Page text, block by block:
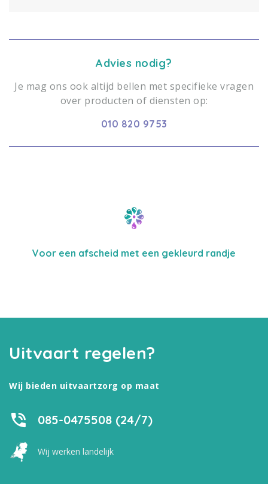
Advies nodig?
Je mag ons ook altijd bellen met specifieke vragen
over producten of diensten op:
010 820 9753
Voor een afscheid met een gekleurd randje
Uitvaart regelen?
Wij bieden uitvaartzorg op maat
085-0475508 (24/7)
Wij werken landelijk